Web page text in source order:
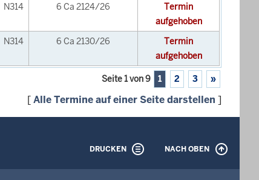
N314 6 Ca 2124/26
Termin
aufgehoben
N314 6 Ca 2130/26
Termin
aufgehoben
Seite 1 von 9 1 2 3 »
[Alle Termine auf einer Seite darstellen ]
DRUCKEN NACH OBEN